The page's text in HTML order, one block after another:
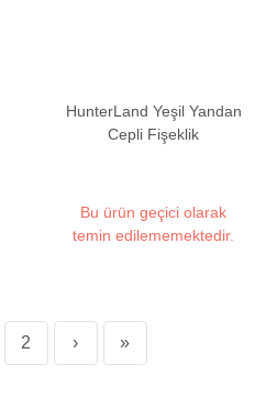
HunterLand Yeşil Yandan
Cepli Fişeklik
Bu ürün geçici olarak
temin edilememektedir.
2 › »